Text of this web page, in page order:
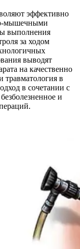
эффективно
мышечными
выполнения
за ходом
выводят
на качественно
травматология в
в сочетании с
и